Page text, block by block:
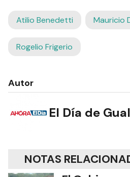
Atilio Benedetti